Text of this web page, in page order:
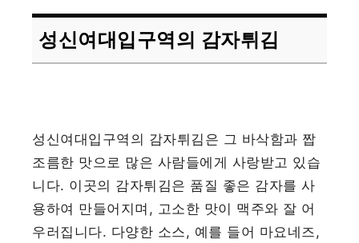
성신여대입구역의 감자튀김
성신여대입구역의 감자튀김은 그 바삭함과 짭
조름한 맛으로 많은 사람들에게 사랑받고 있습
니다. 이곳의 감자튀김은 품질 좋은 감자를 사
용하여 만들어지며, 고소한 맛이 맥주와 잘 어
우러집니다. 다양한 소스, 예를 들어 마요네즈,